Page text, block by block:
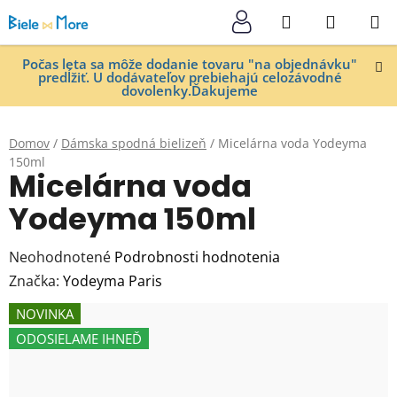
na
obsah
Počas leta sa môže dodanie tovaru "na objednávku"
predĺžiť. U dodávateľov prebiehajú celozávodné
dovolenky.Ďakujeme
Hľadať
KOŠÍK
Domov / Dámska spodná bielizeň / Micelárna voda Yodeyma
150ml
Micelárna voda
Yodeyma 150ml
Priemerné
hodnotenie
produktu
je
0,0
Neohodnotené Podrobnosti hodnotenia
Značka: Yodeyma Paris
NOVINKA
ODOSIELAME IHNEĎ